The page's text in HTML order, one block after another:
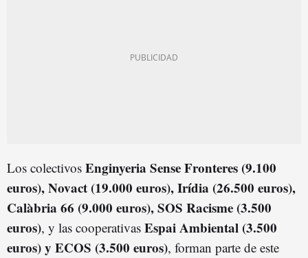
Los colectivos Enginyeria Sense Fronteres (9.100
euros), Novact (19.000 euros), Irídia (26.500 euros),
Calàbria 66 (9.000 euros), SOS Racisme (3.500
euros), y las cooperativas Espai Ambiental (3.500
euros) y ECOS (3.500 euros), forman parte de este